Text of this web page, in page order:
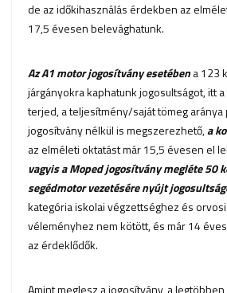
de az időkihasználás érdekben az
17,5 évesen belevághatunk.
Az A1 motor jogosítvány esetébena 123
járgányokra kaphatunk jogosultságot, itt
terjed, a teljesítmény/saját tömeg aránya
jogosítvány nélkül is megszerezhető,a
az elméleti oktatást már 15,5 évesen el
vagyis a Moped jogosítvány megléte 50
segédmotor vezetésére nyújt
kategória iskolai végzettséghez és
véleményhez nem kötött, és már 14
az érdeklődők.